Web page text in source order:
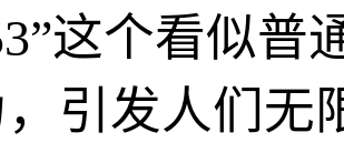
这个看似
引发人们无